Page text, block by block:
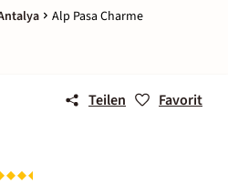
Alp Pasa Charme
Teilen Favorit